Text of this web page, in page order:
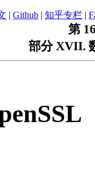
| Github | 知乎专栏 |
第
部分 XVII.